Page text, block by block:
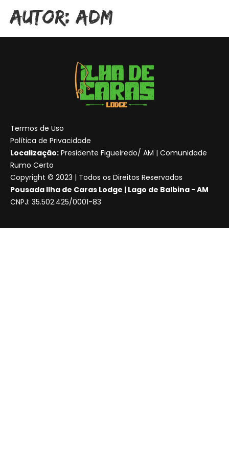
Autor:adm
Termos de Uso
Política de Privacidade
Localização: Presidente Figueiredo/ AM | Comunidade
Rumo Certo
Copyright © 2023 | Todos os Direitos Reservados
Pousada Ilha de Caras Lodge | Lago de Balbina - AM
CNPJ: 35.502.425/0001-83